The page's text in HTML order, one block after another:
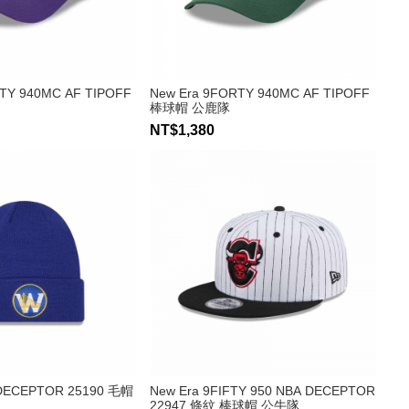
940MC AF TIPOFF
New Era 9FORTY 940MC AF TIPOFF
棒球帽 公鹿隊
NT$1,380
25190 毛帽
New Era 9FIFTY 950 NBA DECEPTOR
22947 條紋 棒球帽 公牛隊